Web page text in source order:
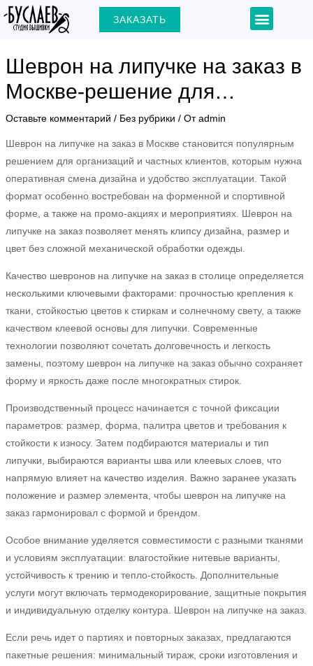
Перейти
ЗАКАЗАТЬ Menu
Шеврон на липучке на заказ в
Москве-решение для…
Оставьте комментарий / Без рубрики / Отadmin
Шеврон на липучке на заказ в Москве становится популярным
решением для организаций и частных клиентов, которым нужна
оперативная смена дизайна и удобство эксплуатации. Такой
формат особенно востребован на форменной и спортивной
форме, а также на промо-акциях и мероприятиях. Шеврон на
липучке на заказ позволяет менять клипсу дизайна, размер и
цвет без сложной механической обработки одежды.
Качество шевронов на липучке на заказ в столице определяется
несколькими ключевыми факторами: прочностью крепления к
ткани, стойкостью цветов к стиркам и солнечному свету, а также
качеством клеевой основы для липучки. Современные
технологии позволяют сочетать долговечность и легкость
замены, поэтому шеврон на липучке на заказ обычно сохраняет
форму и яркость даже после многократных стирок.
Производственный процесс начинается с точной фиксации
параметров: размер, форма, палитра цветов и требования к
стойкости к износу. Затем подбираются материалы и тип
липучки, выбираются варианты шва или клеевых слоев, что
напрямую влияет на качество изделия. Важно заранее указать
положение и размер элемента, чтобы шеврон на липучке на
заказ гармонировал с формой и брендом.
Особое внимание уделяется совместимости с разными тканями
и условиям эксплуатации: влагостойкие нитевые варианты,
устойчивость к трению и тепло-стойкость. Дополнительные
услуги могут включать термодекорирование, защитные покрытия
и индивидуальную отделку контура. Шеврон на липучке на заказ.
Если речь идет о партиях и повторных заказах, предлагаются
пакетные решения: минимальный тираж, сроки изготовления и
Навигация
по